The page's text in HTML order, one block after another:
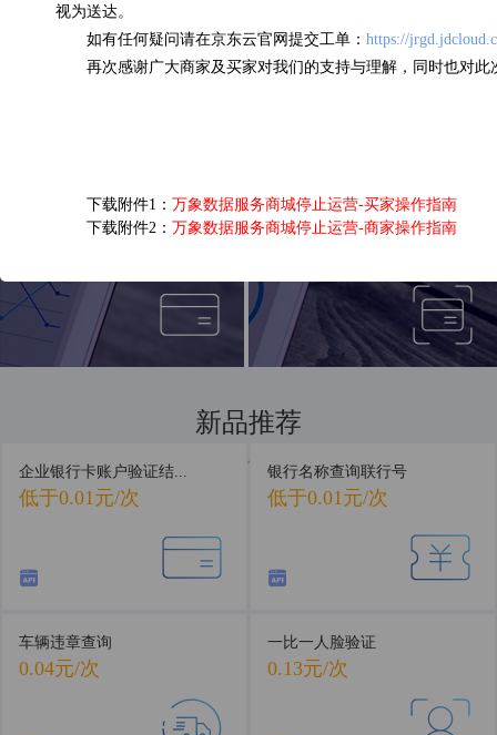
视为送达。
如有任何疑问请在京东云官网提交工单： https://
再次感谢广大商家及买家对我们的支持与理解，同时也对
下载附件1： 万象数据服务商城停止运营-买家操作指南
下载附件2： 万象数据服务商城停止运营-商家操作指南
企业三要素核验 OCR营业执照识别
银行卡四要素认证
新品推荐
新品首发，抢先体验
企业银行卡账户验证结...
低于0.01元/次
银行名称查询联行号
低于0.01元/次
车辆违章查询
0.04元/次
一比一人脸验证
0.13元/次